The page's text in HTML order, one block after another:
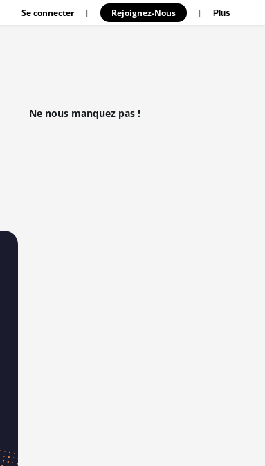
Se connecter | Rejoignez-Nous | Plus
Ne nous manquez pas !